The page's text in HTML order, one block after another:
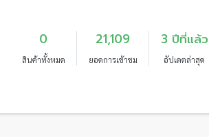
0
สินค้าทั้งหมด
21,109
ยอดการเข้าชม
3 ปีที่แล้ว
อัปเดตล่าสุด